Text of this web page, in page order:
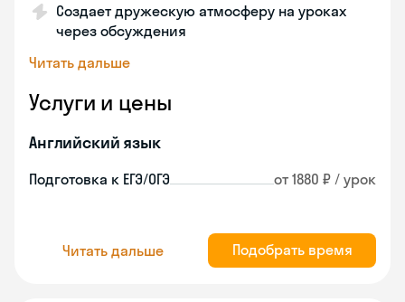
Создает дружескую атмосферу на уроках
через обсуждения
Читать дальше
Услуги и цены
Английский язык
Подготовка к ЕГЭ/ОГЭ от 1880 ₽ / урок
Читать дальше Подобрать время